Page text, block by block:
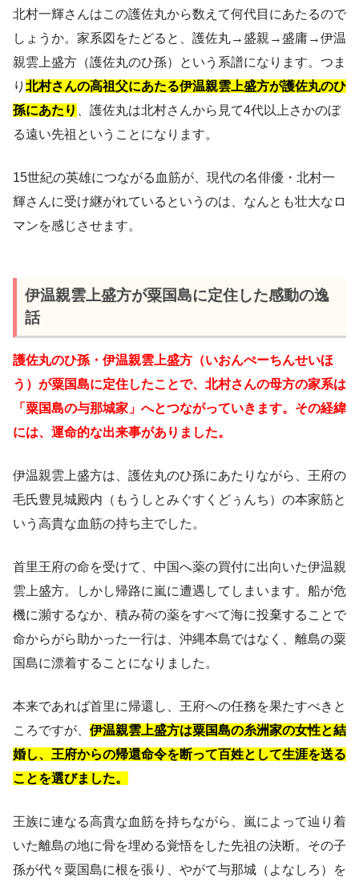
北村一輝さんはこの護佐丸から数えて何代目にあたるので
しょうか。家系図をたどると、護佐丸→盛親→盛庸→伊温
親雲上盛方（護佐丸のひ孫）という系譜になります。つま
り 北村さんの高祖父にあたる伊温親雲上盛方が護佐丸のひ
孫にあたり
、護佐丸は北村さんから見て4代以上さかのぼ
る遠い先祖ということになります。
15世紀の英雄につながる血筋が、現代の名俳優・北村一
輝さんに受け継がれているというのは、なんとも壮大なロ
マンを感じさせます。
伊温親雲上盛方が粟国島に定住した感動の逸
話
護佐丸のひ孫・伊温親雲上盛方（いおんぺーちんせいほ
う）が粟国島に定住したことで、北村さんの母方の家系は
「粟国島の与那城家」へとつながっていきます。その経緯
には、運命的な出来事がありました。
伊温親雲上盛方は、護佐丸のひ孫にあたりながら、王府の
毛氏豊見城殿内（もうしとみぐすくどぅんち）の本家筋と
いう高貴な血筋の持ち主でした。
首里王府の命を受けて、中国へ薬の買付に出向いた伊温親
雲上盛方。しかし帰路に嵐に遭遇してしまいます。船が危
機に瀕するなか、積み荷の薬をすべて海に投棄することで
命からがら助かった一行は、沖縄本島ではなく、離島の粟
国島に漂着することになりました。
本来であれば首里に帰還し、王府への任務を果たすべきと
ころですが、 伊温親雲上盛方は粟国島の糸洲家の女性と結
婚し、王府からの帰還命令を断って百姓として生涯を送る
ことを選びました。
王族に連なる高貴な血筋を持ちながら、嵐によって辿り着
いた離島の地に骨を埋める覚悟をした先祖の決断。その子
孫が代々粟国島に根を張り、やがて与那城（よなしろ）を